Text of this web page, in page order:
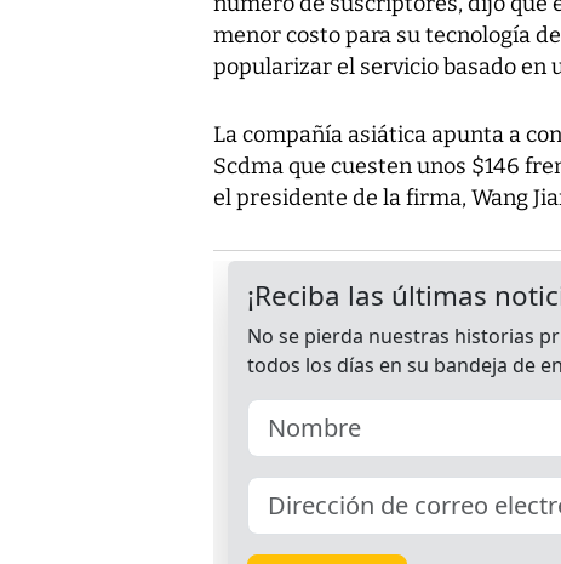
menor costo para su tecnología
popularizar el servicio basado en
La compañía asiática apunta a
Scdma que cuesten unos $146
el presidente de la firma, Wang